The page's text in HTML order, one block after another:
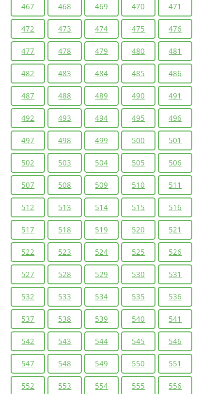
467 468 469 470 471
472 473 474 475 476
477 478 479 480 481
482 483 484 485 486
487 488 489 490 491
492 493 494 495 496
497 498 499 500 501
502 503 504 505 506
507 508 509 510 511
512 513 514 515 516
517 518 519 520 521
522 523 524 525 526
527 528 529 530 531
532 533 534 535 536
537 538 539 540 541
542 543 544 545 546
547 548 549 550 551
552 553 554 555 556